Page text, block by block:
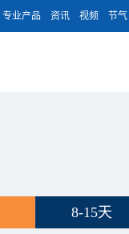
专业产品 资讯 视频 节气
8-15天